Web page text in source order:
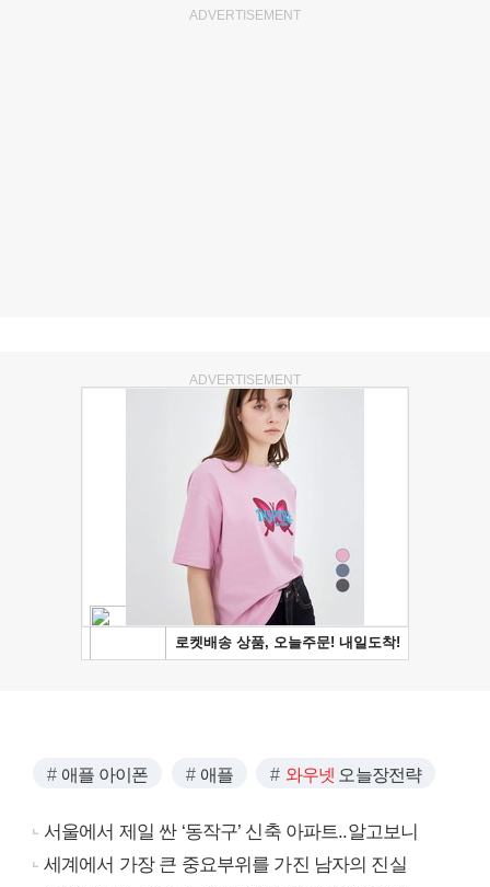
ADVERTISEMENT
ADVERTISEMENT
애플 아이폰 애플 와우넷 오늘장전략
서울에서 제일 싼 ‘동작구’ 신축 아파트..알고보니
세계에서 가장 큰 중요부위를 가진 남자의 진실